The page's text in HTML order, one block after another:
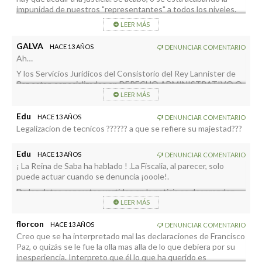
impunidad de nuestros "representantes" a todos los niveles.
La sociedad, acuciada por los graves problemas de la crisis que
ya se hacen patentes a nivel de municipio, se está hartando y
sociedad carente de ética y honestidad deberían preocuparse,
pues hemos llegado al estómago y las reacciones viscerales
son muy dramáticas y creo que algo grave puede estarse
fraguando.
LEER MÁS
GALVA HACE 13 AÑOS DENUNCIAR COMENTARIO
Ah…
Y los Servicios Juridicos del Consistorio del Rey Lannister de
Paz,estan especializados en DERECHO ADMINISTRATIVO O
EN DERECHO PENAL???…
Y HABLAMOS DE ORDEN PENAL.DELITOS…
Ya esta tipificado en la Querella:Malversacion de caudales
publicos…
No es derecho administrativo…
Ridiculo Sr de Paz,ridiculo…
LEER MÁS
Edu HACE 13 AÑOS DENUNCIAR COMENTARIO
Legalizacion de tecnicos ?????? a que se refiere su majestad???
Edu HACE 13 AÑOS DENUNCIAR COMENTARIO
¡ La Reina de Saba ha hablado ! .La Fiscalia, al parecer, solo
puede actuar cuando se denuncia ¡ooole!.
De los datos concretos vertidos en la noticia se desprenden
claramente los hechos, incluso con datos concretos que solo
Al parecer lo aseverado tautológicamente por su majestad, no
lo comparten los simples letrados de calle consultados.
LEER MÁS
florcon HACE 13 AÑOS DENUNCIAR COMENTARIO
Creo que se ha interpretado mal las declaraciones de Francisco
Paz, o quizás se le fue la olla mas alla de lo que debiera por su
inesperiencia. Interpreto que él lo que ha querido es